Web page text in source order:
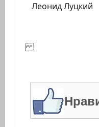
Леонид Луцкий